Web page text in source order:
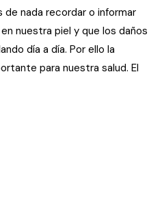
nada recordar o informar
nuestra piel y que los daños
día a día. Por ello la
para nuestra salud. El